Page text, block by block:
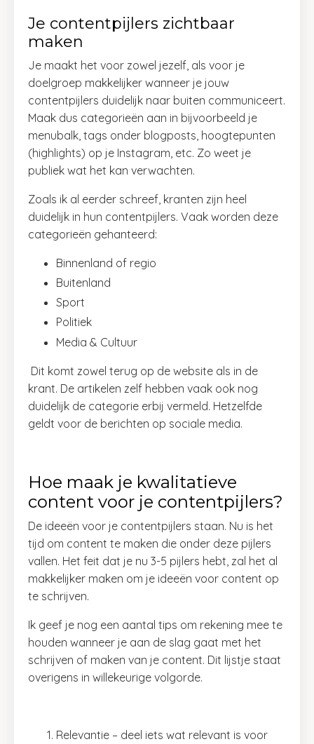
Je contentpijlers zichtbaar
maken
Je maakt het voor zowel jezelf, als voor je
doelgroep makkelijker wanneer je jouw
contentpijlers duidelijk naar buiten communiceert.
Maak dus categorieën aan in bijvoorbeeld je
menubalk, tags onder blogposts, hoogtepunten
(highlights) op je Instagram, etc. Zo weet je
publiek wat het kan verwachten.
Zoals ik al eerder schreef, kranten zijn heel
duidelijk in hun contentpijlers. Vaak worden deze
categorieën gehanteerd:
Binnenland of regio
Buitenland
Sport
Politiek
Media & Cultuur
Dit komt zowel terug op de website als in de
krant. De artikelen zelf hebben vaak ook nog
duidelijk de categorie erbij vermeld. Hetzelfde
geldt voor de berichten op sociale media.
Hoe maak je kwalitatieve
content voor je contentpijlers?
De ideeën voor je contentpijlers staan. Nu is het
tijd om content te maken die onder deze pijlers
vallen. Het feit dat je nu 3-5 pijlers hebt, zal het al
makkelijker maken om je ideeën voor content op
te schrijven.
Ik geef je nog een aantal tips om rekening mee te
houden wanneer je aan de slag gaat met het
schrijven of maken van je content. Dit lijstje staat
overigens in willekeurige volgorde.
Relevantie – deel iets wat relevant is voor